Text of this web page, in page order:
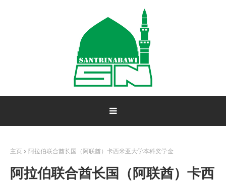
主页 阿拉伯联合酋长国（阿联酋）卡西米亚大学本科奖学金
阿拉伯联合酋长国（阿联酋）卡西